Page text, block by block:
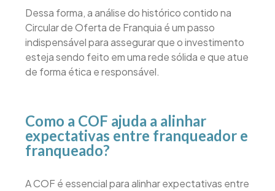
Dessa forma, a análise do histórico contido na
Circular de Oferta de Franquia é um passo
indispensável para assegurar que o investimento
esteja sendo feito em uma rede sólida e que atue
de forma ética e responsável.
Como a COF ajuda a alinhar
expectativas entre franqueador e
franqueado?
A COF é essencial para alinhar expectativas entre